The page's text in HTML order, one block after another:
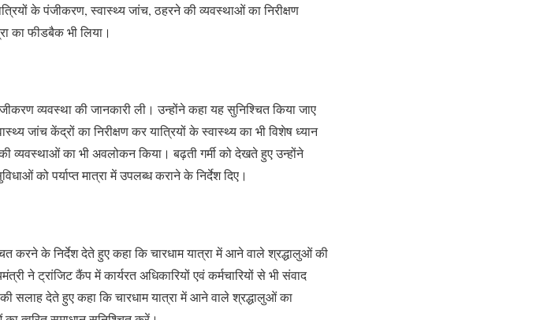
के पंजीकरण, स्वास्थ्य जांच, ठहरने की व्यवस्थाओं का निरीक्षण
का फीडबैक भी लिया।
व्यवस्था की जानकारी ली। उन्होंने कहा यह सुनिश्चित किया जाए
जांच केंद्रों का निरीक्षण कर यात्रियों के स्वास्थ्य का भी विशेष ध्यान
व्यवस्थाओं का भी अवलोकन किया। बढ़ती गर्मी को देखते हुए उन्होंने
को पर्याप्त मात्रा में उपलब्ध कराने के निर्देश दिए।
करने के निर्देश देते हुए कहा कि चारधाम यात्रा में आने वाले श्रद्धालुओं की
ने ट्रांजिट कैंप में कार्यरत अधिकारियों एवं कर्मचारियों से भी संवाद
सलाह देते हुए कहा कि चारधाम यात्रा में आने वाले श्रद्धालुओं का